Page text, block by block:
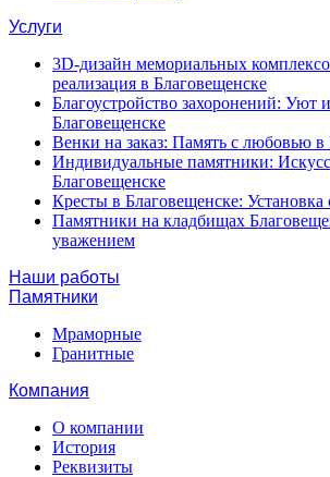
Услуги
3D-дизайн мемориальных
реализация в Благовещенске
Благоустройство захоронений: Уют
Благовещенске
Венки на заказ: Память с любовью в
Индивидуальные памятники:
Благовещенске
Кресты в Благовещенске: Установка
Памятники на кладбищах
уважением
Наши работы
Памятники
Мраморные
Гранитные
Компания
О компании
История
Реквизиты